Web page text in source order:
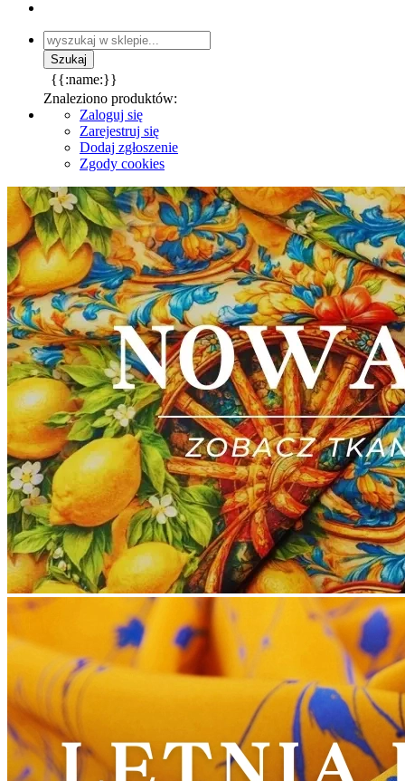
{{:name:}}
Znaleziono produktów:
Zaloguj się
Zarejestruj się
Dodaj zgłoszenie
Zgody cookies